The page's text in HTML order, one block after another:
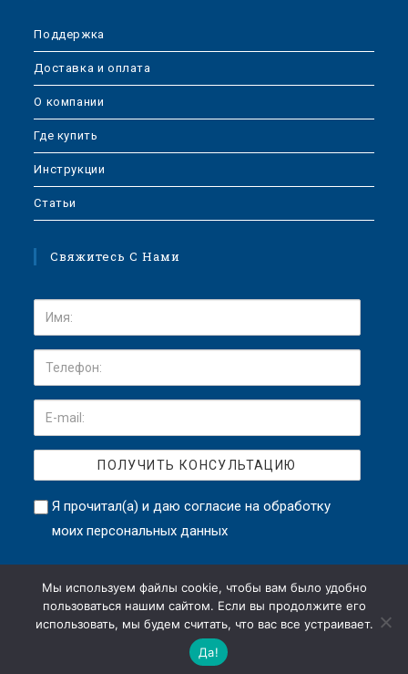
Поддержка
Доставка и оплата
О компании
Где купить
Инструкции
Статьи
Свяжитесь С Нами
Я прочитал(а) и даюсогласие на обработку
моих персональных данных
petsafe.su - Официальный представитель в России. © Все права
защищены.
Мы используем файлы cookie, чтобы вам было удобно
пользоваться нашим сайтом. Если вы продолжите его
использовать, мы будем считать, что вас все устраивает.
Да!